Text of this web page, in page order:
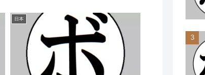
日本